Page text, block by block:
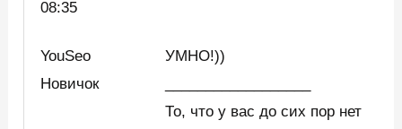
08:35
YouSeo
Новичок
УМНО!))
То, что у вас до сих пор нет